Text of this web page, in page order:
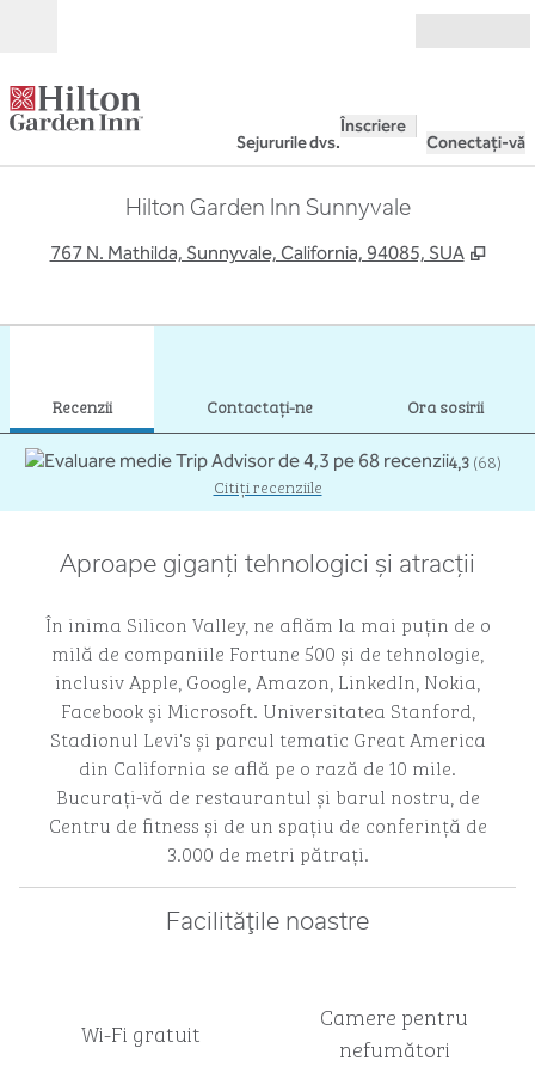
Sejururile dvs.
Înscriere
Conectați-vă
Hilton Garden Inn Sunnyvale
767 N. Mathilda, Sunnyvale, California, 94085, SUA ,
Recenzii Contactaţi-ne Ora sosirii
4,3 (68)
Citiți recenziile
Aproape giganți tehnologici și atracții
În inima Silicon Valley, ne aflăm la mai puțin de o
milă de companiile Fortune 500 și de tehnologie,
inclusiv Apple, Google, Amazon, LinkedIn, Nokia,
Facebook și Microsoft. Universitatea Stanford,
Stadionul Levi's și parcul tematic Great America
din California se află pe o rază de 10 mile.
Bucurați-vă de restaurantul și barul nostru, de
Centru de fitness și de un spațiu de conferință de
3.000 de metri pătrați.
Facilităţile noastre
Wi-Fi gratuit
Camere pentru
nefumători